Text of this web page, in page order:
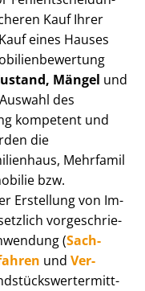
Kauf Ihrer
eines Hauses
Mängel und
des
kompetent und
die
Mehr­fa­mi­l
bzw.
Erstellung von Im­
vor­ge­schrie­
(Sach­
und Ver­